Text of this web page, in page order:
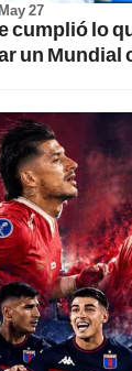
27
cumplió lo
un Mundial